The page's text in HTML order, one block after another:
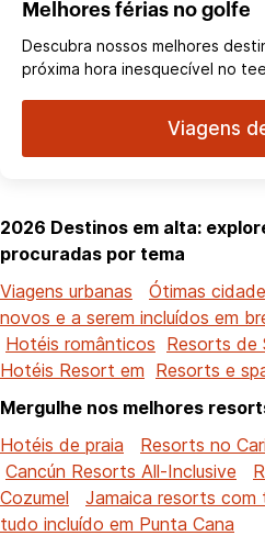
Melhores férias no golfe
Descubra nossos melhores
próxima hora inesquecível no
Viagens
2026 Destinos em alta:
procuradas por tema
Viagens urbanas
Ótimas
novos e a serem incluídos em
Hotéis românticos Resorts de
Hotéis Resort em Resorts e
Mergulhe nos melhores
Hotéis de praia
Resorts no
Cancún Resorts All-Inclusive
Cozumel
Jamaica resorts com
tudo incluído em Punta Cana